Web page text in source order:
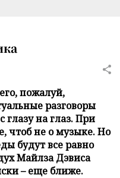
пожалуй,
разговоры
глазу на глаз. При
чтоб не о музыке. Но
будут все равно
Майлза Дэвиса
– еще ближе.